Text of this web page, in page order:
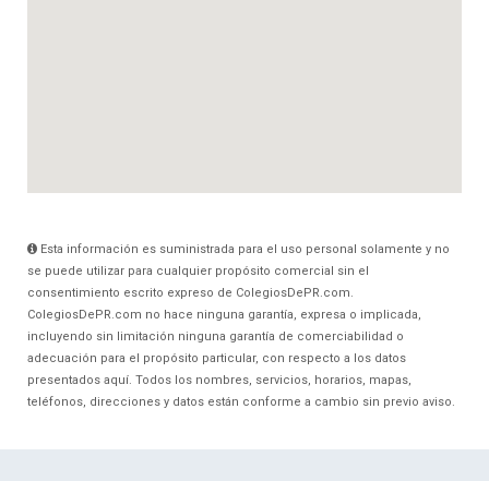
Esta información es suministrada para el uso personal solamente y no
se puede utilizar para cualquier propósito comercial sin el
consentimiento escrito expreso de ColegiosDePR.com.
ColegiosDePR.com no hace ninguna garantía, expresa o implicada,
incluyendo sin limitación ninguna garantía de comerciabilidad o
adecuación para el propósito particular, con respecto a los datos
presentados aquí. Todos los nombres, servicios, horarios, mapas,
teléfonos, direcciones y datos están conforme a cambio sin previo aviso.